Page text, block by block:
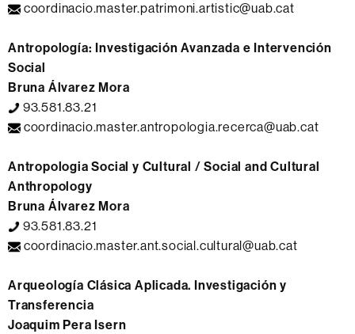
coordinacio.master.patrimoni.artistic@uab.cat
Antropología: Investigación Avanzada e Intervención
Social
Bruna Álvarez Mora
93.581.83.21
coordinacio.master.antropologia.recerca@uab.cat
Antropologia Social y Cultural / Social and Cultural
Anthropology
Bruna Álvarez Mora
93.581.83.21
coordinacio.master.ant.social.cultural@uab.cat
Arqueología Clásica Aplicada. Investigación y
Transferencia
Joaquim Pera Isern